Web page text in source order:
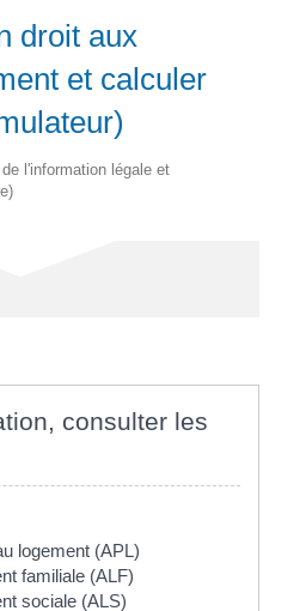
droit aux
et calculer
l'information légale et
consulter les
logement (APL)
familiale (ALF)
sociale (ALS)